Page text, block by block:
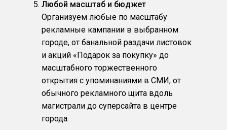
Любой масштаб и бюджет
Организуем любые по масштабу
рекламные кампании в выбранном
городе, от банальной раздачи листовок
и акций «Подарок за покупку» до
масштабного торжественного
открытия с упоминаниями в СМИ, от
обычного рекламного щита вдоль
магистрали до суперсайта в центре
города.